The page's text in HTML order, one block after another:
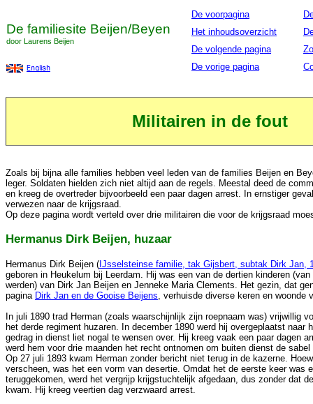
De familiesite Beijen/Beyen
door Laurens Beijen
De voorpagina
Het inhoudsoverzicht
De volgende pagina
De vorige pagina
Militairen in de fout
Zoals bij bijna alle families hebben veel leden van de families Beijen en
leger. Soldaten hielden zich niet altijd aan de regels. Meestal deed de
en kreeg de overtreder bijvoorbeeld een paar dagen arrest. In ernstiger
verwezen naar de krijgsraad.
Op deze pagina wordt verteld over drie militairen die voor de krijgsraad
Hermanus Dirk Beijen, huzaar
Hermanus Dirk Beijen (IJsselsteinse familie, tak Gijsbert, subtak Dirk Jan,
geboren in Heukelum bij Leerdam. Hij was een van de dertien kinderen
werden) van Dirk Jan Beijen en Jenneke Maria Clements. Het gezin, dat
pagina Dirk Jan en de Gooise Beijens , verhuisde diverse keren en woonde
In juli 1890 trad Herman (zoals waarschijnlijk zijn roepnaam was) vrijwillig
het derde regiment huzaren. In december 1890 werd hij overgeplaatst naar
gedrag in dienst liet nogal te wensen over. Hij kreeg vaak een paar dagen
werd hem voor drie maanden het recht ontnomen om buiten dienst de sabel
Op 27 juli 1893 kwam Herman zonder bericht niet terug in de kazerne.
verscheen, was het een vorm van desertie. Omdat het de eerste keer was
teruggekomen, werd het vergrijp krijgstuchtelijk afgedaan, dus zonder dat
kwam. Hij kreeg veertien dag verzwaard arrest.